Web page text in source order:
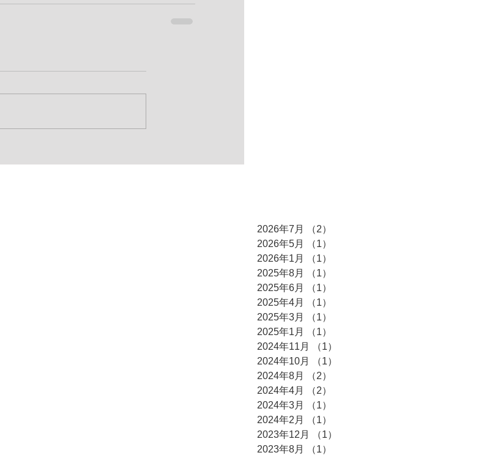
2026年7月 （2）
2026年5月
（1）
2026年1月
（1）
2025年8月
（1）
2025年6月
（1）
2025年4月
（1）
2025年3月
（1）
2025年1月
（1）
2024年11月
（1）
2024年10月
（1）
2024年8月
（2）
2024年4月
（2）
2024年3月
（1）
2024年2月
（1）
2023年12月
（1）
2023年8月
（1）